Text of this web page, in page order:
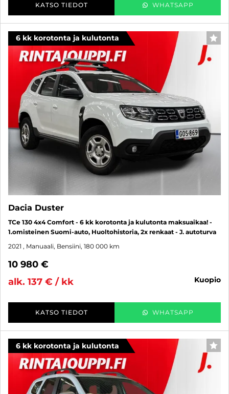
KATSO TIEDOT WHATSAPP
6 kk korotonta ja kulutonta
Dacia Duster
TCe 130 4x4 Comfort - 6 kk korotonta ja kulutonta maksuaikaa! -
1.omisteinen Suomi-auto, Huoltohistoria, 2x renkaat - J. autoturva
2021 , Manuaali, Bensiini, 180 000 km
10 980 €
alk. 137 € / kk
kuopio
KATSO TIEDOT WHATSAPP
6 kk korotonta ja kulutonta